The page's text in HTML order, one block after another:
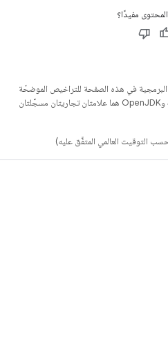
مفيدًا؟
في هذه الصفحة للتراخيص الموضحّة
. إنّ Java وOpenJDK هما علامتان تجاريتان مسجَّلتان